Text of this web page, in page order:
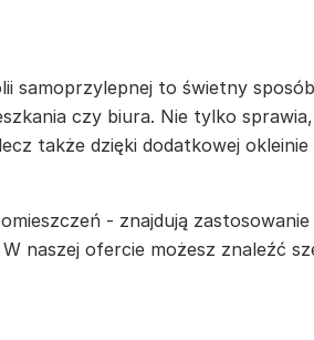
samoprzylepnej to świetny
czy biura. Nie tylko
także dzięki dodatkowej okleinie
- znajdują zastosowanie
naszej ofercie możesz znaleźć